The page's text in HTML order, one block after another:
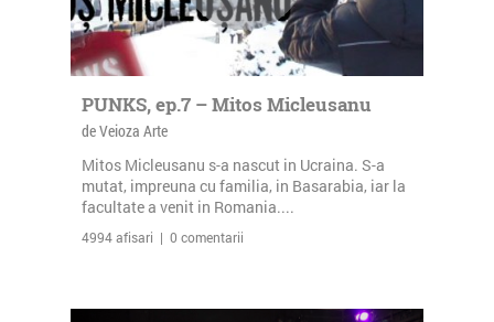
PUNKS, ep.7 – Mitos Micleusanu
de Veioza Arte
Mitos Micleusanu s-a nascut in Ucraina. S-a
mutat, impreuna cu familia, in Basarabia, iar la
facultate a venit in Romania....
4994 afisari | 0 comentarii